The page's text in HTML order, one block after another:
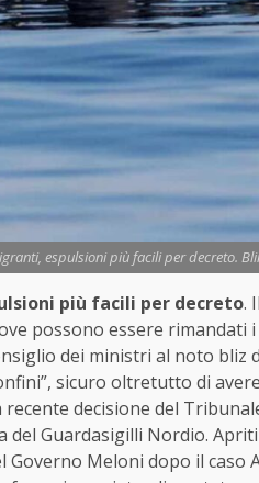
espulsioni più facili per decreto.
più facili per decreto.
possono essere
dei ministri al noto bliz
sicuro oltretutto di
decisione del
del Guardasigilli Nordio.
Governo Meloni dopo il